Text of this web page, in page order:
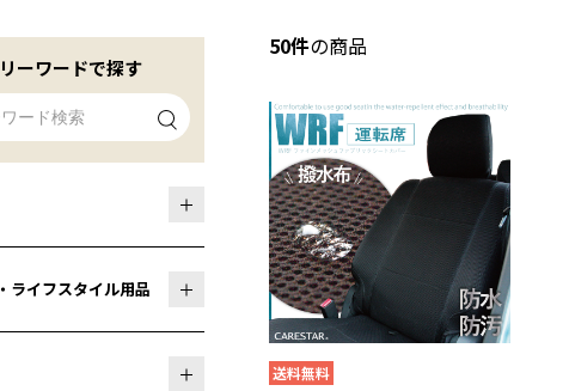
ーワードで探す
ライフスタイル用品
50件の商品
送料無料